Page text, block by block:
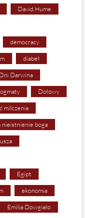
David Hume
democracy
diabeł
Dni Darwina
Dołowy
milczenia
nieistnienie boga
Egipt
ekonomia
Emilia Dowgiało